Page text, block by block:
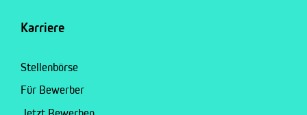
Karriere
Stellenbörse
Für Bewerber